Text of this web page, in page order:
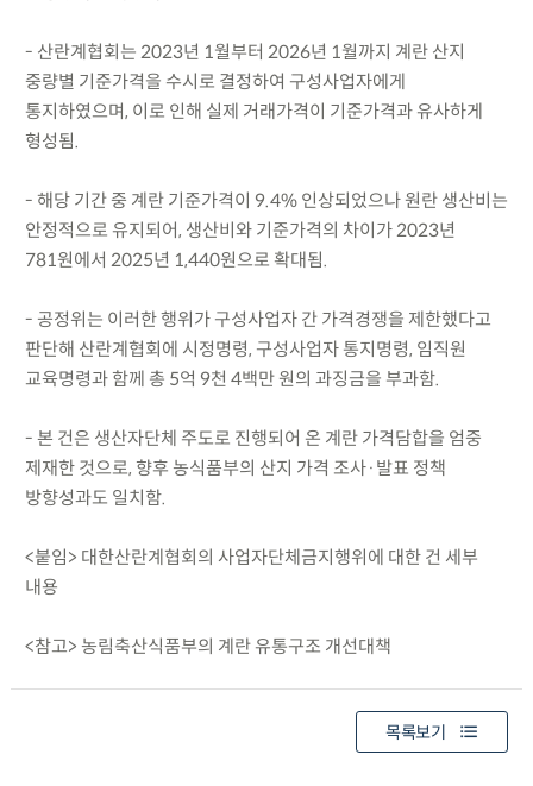
- 산란계협회는 2023년 1월부터 2026년 1월까지 계란 산지
중량별 기준가격을 수시로 결정하여 구성사업자에게
통지하였으며, 이로 인해 실제 거래가격이 기준가격과 유사하게
형성됨.
- 해당 기간 중 계란 기준가격이 9.4% 인상되었으나 원란 생산비는
안정적으로 유지되어, 생산비와 기준가격의 차이가 2023년
781원에서 2025년 1,440원으로 확대됨.
- 공정위는 이러한 행위가 구성사업자 간 가격경쟁을 제한했다고
판단해 산란계협회에 시정명령, 구성사업자 통지명령, 임직원
교육명령과 함께 총 5억 9천 4백만 원의 과징금을 부과함.
- 본 건은 생산자단체 주도로 진행되어 온 계란 가격담합을 엄중
제재한 것으로, 향후 농식품부의 산지 가격 조사·발표 정책
방향성과도 일치함.
<붙임> 대한산란계협회의 사업자단체금지행위에 대한 건 세부
내용
<참고> 농림축산식품부의 계란 유통구조 개선대책
목록보기